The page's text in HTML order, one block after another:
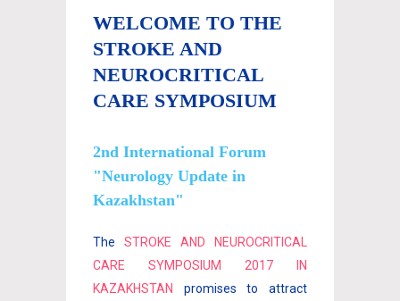
WELCOME TO THE
STROKE AND
NEUROCRITICAL
CARE SYMPOSIUM
2nd International Forum
"Neurology Update in
Kazakhstan"
The STROKE AND NEUROCRITICAL
CARE SYMPOSIUM 2017 IN
KAZAKHSTAN
promises to attract